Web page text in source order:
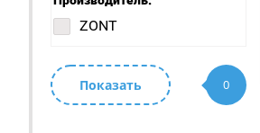
ZONT
Показать 0